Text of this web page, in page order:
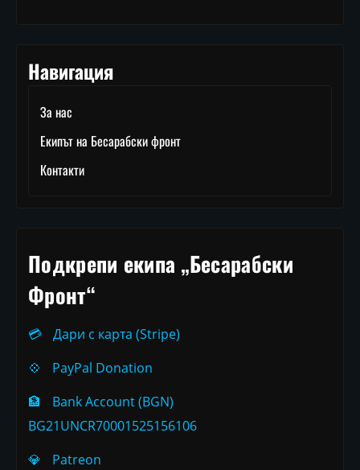
Навигация
За нас
Екипът на Бесарабски фронт
Контакти
Подкрепи екипа „Бесарабски
Фронт“
💳
Дари с карта (Stripe)
💠
PayPal Donation
🏦
Bank Account (BGN)
BG21UNCR70001525156106
💎
Patreon